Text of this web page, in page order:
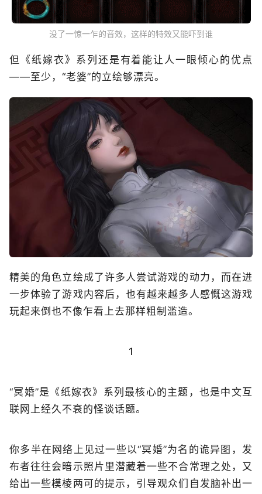
没了一惊一乍的音效，这样的特效又能吓到谁
但《纸嫁衣》系列还是有着能让人一眼倾心的优点
——至少，“老婆”的立绘够漂亮。
精美的角色立绘成了许多人尝试游戏的动力，而在进
一步体验了游戏内容后，也有越来越多人感慨这游戏
玩起来倒也不像乍看上去那样粗制滥造。
1
“冥婚”是《纸嫁衣》系列最核心的主题，也是中文互
联网上经久不衰的怪谈话题。
你多半在网络上见过一些以“冥婚”为名的诡异图，发
布者往往会暗示照片里潜藏着一些不合常理之处，又
给出一些模棱两可的提示，引导观众们自发脑补出一